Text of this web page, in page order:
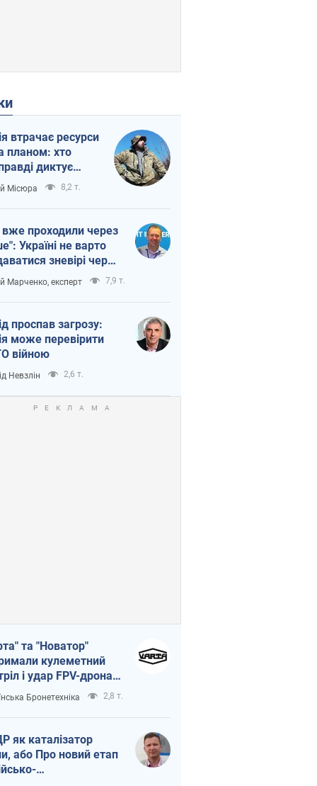
втрачає ресурси
планом: хто
диктує
війни
Місюра 8,2 т.
проходили через
Україні не варто
зневірі через
терор
Марченко, експерт 7,9 т.
проспав загрозу:
може перевірити
війною
Невзлін 2,6 т.
та "Новатор"
кулеметний
і удар FPV-дрона,
життя
ЗСУ
Бронетехніка 2,8 т.
як каталізатор
або Про новий етап